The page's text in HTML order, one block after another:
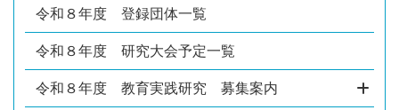
令和８年度 登録団体一覧
令和８年度 研究大会予定一覧
令和８年度 教育実践研究 募集案内